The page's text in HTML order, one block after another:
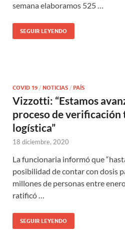
semana elaboramos 525 …
SEGUIR LEYENDO
COVID 19 / NOTICIAS / PAÍS
Vizzotti: “Estamos
proceso de verificación
logística”
18 diciembre, 2020
La funcionaria informó que
posibilidad de contar con dosis
millones de personas entre
ratificó …
SEGUIR LEYENDO